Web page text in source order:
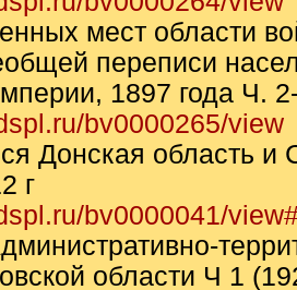
мест области
переписи
1897 года Ч.
bv0000265/view
Донская область и
г
bv0000041/
области Ч 1